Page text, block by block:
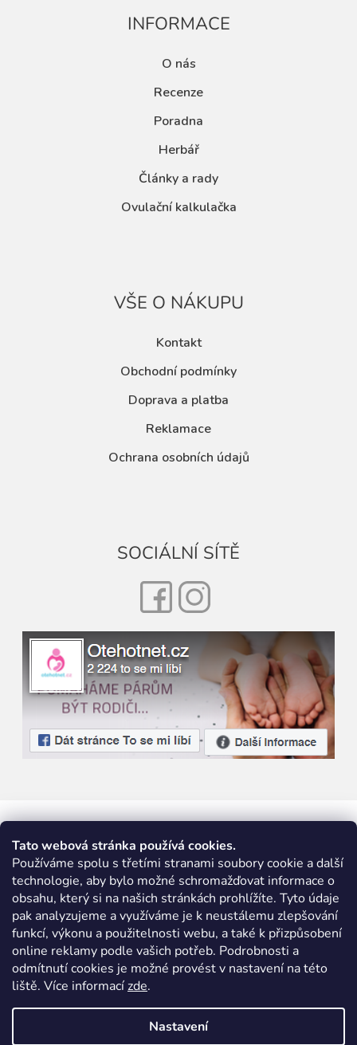
Tato webová stránka používá cookies.
Používáme spolu s třetími stranami soubory cookie a další
technologie, aby bylo možné schromažďovat informace o
obsahu, který si na našich stránkách prohlížíte. Tyto údaje
pak analyzujeme a využíváme je k neustálemu zlepšování
funkcí, výkonu a použitelnosti webu, a také k přizpůsobení
online reklamy podle vašich potřeb. Podrobnosti a
odmítnutí cookies je možné provést v nastavení na této
liště. Více informacízde.
Nastavení
INFORMACE
O nás
Recenze
Poradna
Herbář
Články a rady
Ovulační kalkulačka
VŠE O NÁKUPU
Kontakt
Obchodní podmínky
Doprava a platba
Reklamace
Ochrana osobních údajů
SOCIÁLNÍ SÍTĚ
FacebookInstagram
Vytvořil Shoptet |Nakódoval eshopGuru